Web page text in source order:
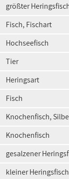
größter
Fisch, Fischart
Hochseefisch
Tier
Heringsart
Fisch
Knochenfisch,
Knochenfisch
gesalzener
kleiner Heringsfisch